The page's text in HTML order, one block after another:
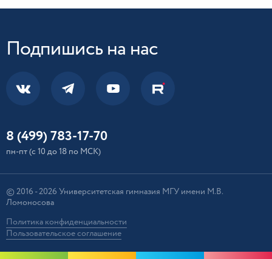
Подпишись на нас
8 (499) 783-17-70
пн-пт (с 10 до 18 по МСК)
© 2016 - 2026 Университетская гимназия МГУ имени М.В.
Ломоносова
Политика конфиденциальности
Пользовательское соглашение